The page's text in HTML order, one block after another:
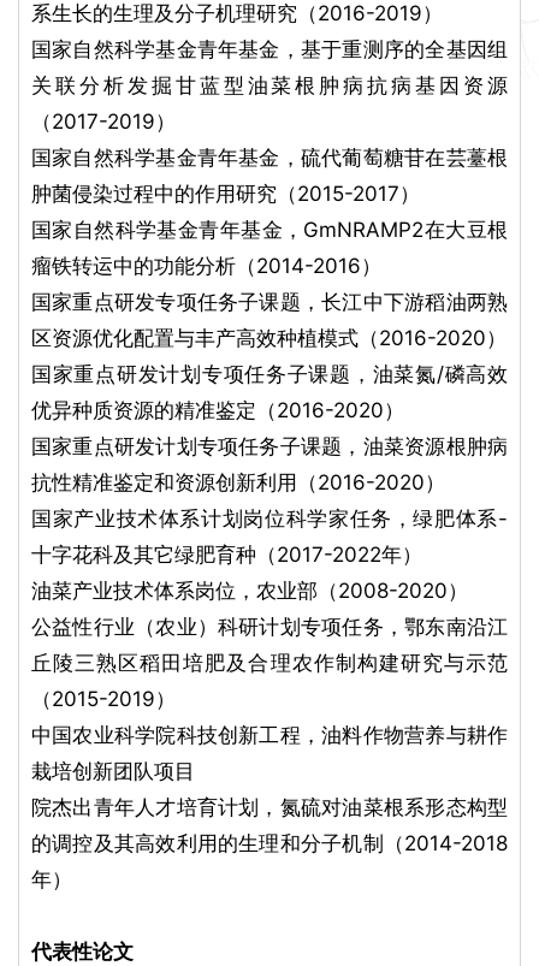
系生长的生理及分子机理研究（2016-2019）
国家自然科学基金青年基金，基于重测序的全基因组
关联分析发掘甘蓝型油菜根肿病抗病基因资源
（2017-2019）
国家自然科学基金青年基金，硫代葡萄糖苷在芸薹根
肿菌侵染过程中的作用研究（2015-2017）
国家自然科学基金青年基金，GmNRAMP2在大豆根
瘤铁转运中的功能分析（2014-2016）
国家重点研发专项任务子课题，长江中下游稻油两熟
区资源优化配置与丰产高效种植模式（2016-2020）
国家重点研发计划专项任务子课题，油菜氮/磷高效
优异种质资源的精准鉴定（2016-2020）
国家重点研发计划专项任务子课题，油菜资源根肿病
抗性精准鉴定和资源创新利用（2016-2020）
国家产业技术体系计划岗位科学家任务，绿肥体系-
十字花科及其它绿肥育种（2017-2022年）
油菜产业技术体系岗位，农业部（2008-2020）
公益性行业（农业）科研计划专项任务，鄂东南沿江
丘陵三熟区稻田培肥及合理农作制构建研究与示范
（2015-2019）
中国农业科学院科技创新工程，油料作物营养与耕作
栽培创新团队项目
院杰出青年人才培育计划，氮硫对油菜根系形态构型
的调控及其高效利用的生理和分子机制（2014-2018
年）
代表性论文